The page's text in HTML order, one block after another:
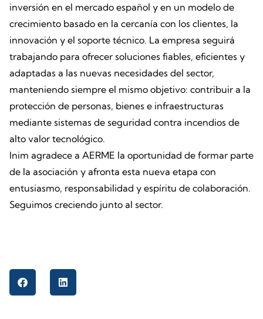
inversión en el mercado español y en un modelo de
crecimiento basado en la cercanía con los clientes, la
innovación y el soporte técnico. La empresa seguirá
trabajando para ofrecer soluciones fiables, eficientes y
adaptadas a las nuevas necesidades del sector,
manteniendo siempre el mismo objetivo: contribuir a la
protección de personas, bienes e infraestructuras
mediante sistemas de seguridad contra incendios de
alto valor tecnológico.
Inim agradece a AERME la oportunidad de formar parte
de la asociación y afronta esta nueva etapa con
entusiasmo, responsabilidad y espíritu de colaboración.
Seguimos creciendo junto al sector.